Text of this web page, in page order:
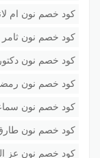
كود خصم نون ام
كود خصم نون ثامر
كود خصم نون
كود خصم نون
كود خصم نون
كود خصم نون
كود خصم نون عز